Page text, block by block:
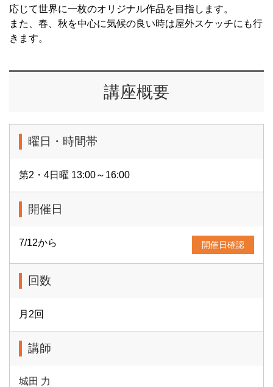
応じて世界に一枚のオリジナル作品を目指します。
また、春、秋を中心に気候の良い時は屋外スケッチにも行
きます。
講座概要
曜日・時間帯
第2・4日曜 13:00～16:00
開催日
7/12から 開催日確認
回数
月2回
講師
城田 力